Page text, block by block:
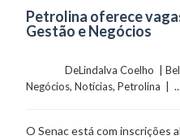
Petrolina oferece
Gestão e Negócios
	    	DeLindalva Coelho  |
Negócios, Notícias, Petrolina
|
O Senac está com inscrições